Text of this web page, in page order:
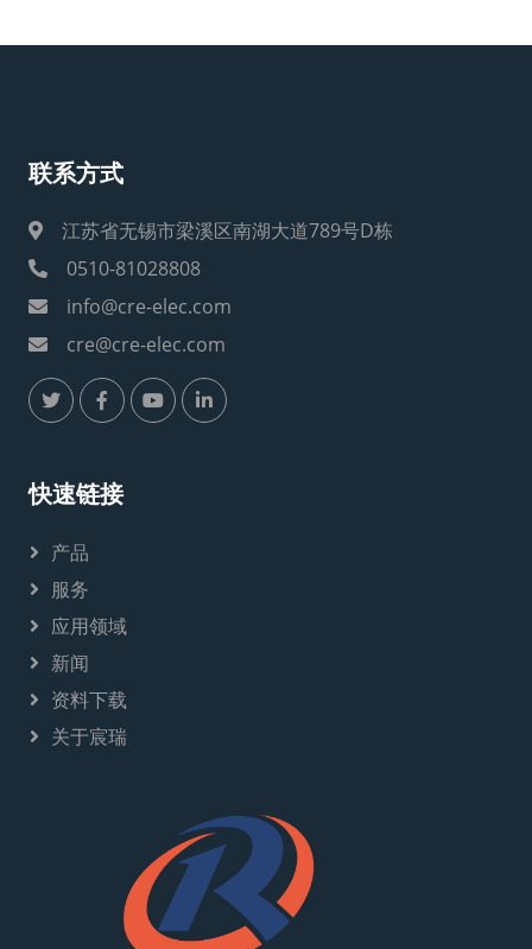
联系方式
江苏省无锡市梁溪区南湖大道789号D栋
0510-81028808
info@cre-elec.com
cre@cre-elec.com
快速链接
产品
服务
应用领域
新闻
资料下载
关于宸瑞